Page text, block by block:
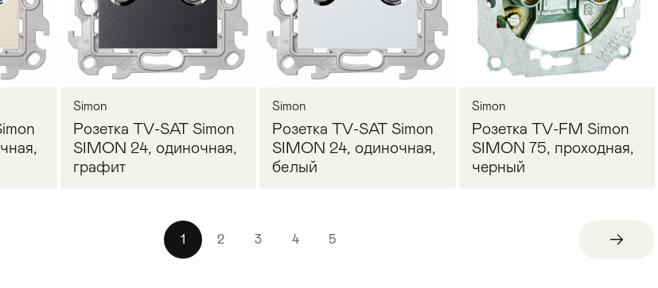
Запросить цену
Simon
Розетка TV-SAT Simon
SIMON 24, одиночная,
графит
Simon
Розетка TV-SAT Simon
SIMON 24, одиночная,
белый
Simon
Розетка TV-FM Simon
SIMON 75, проходная,
черный
1 2 3 4 5